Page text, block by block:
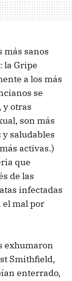
más sanos
la Gripe
a los más
se
y otras
son más
saludables
activas.)
que
de las
infectadas
el mal por
exhumaron
Smithfield,
enterrado,